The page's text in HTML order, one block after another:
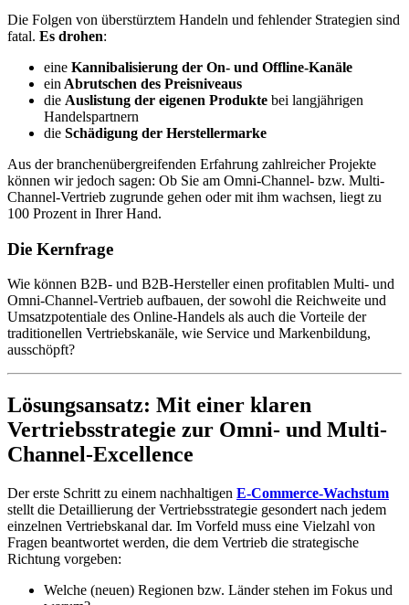
Die Folgen von überstürztem Handeln und fehlender Strategien sind
fatal. Es drohen:
eine Kannibalisierung der On- und Offline-Kanäle
ein Abrutschen des Preisniveaus
die Auslistung der eigenen Produkte bei langjährigen
Handelspartnern
die Schädigung der Herstellermarke
Aus der branchenübergreifenden Erfahrung zahlreicher Projekte
können wir jedoch sagen: Ob Sie am Omni-Channel- bzw. Multi-
Channel-Vertrieb zugrunde gehen oder mit ihm wachsen, liegt zu
100 Prozent in Ihrer Hand.
Die Kernfrage
Wie können B2B- und B2B-Hersteller einen profitablen Multi- und
Omni-Channel-Vertrieb aufbauen, der sowohl die Reichweite und
Umsatzpotentiale des Online-Handels als auch die Vorteile der
traditionellen Vertriebskanäle, wie Service und Markenbildung,
ausschöpft?
Lösungsansatz: Mit einer klaren
Vertriebsstrategie zur Omni- und Multi-
Channel-Excellence
Der erste Schritt zu einem nachhaltigen E-Commerce-Wachstum
stellt die Detaillierung der Vertriebsstrategie gesondert nach jedem
einzelnen Vertriebskanal dar. Im Vorfeld muss eine Vielzahl von
Fragen beantwortet werden, die dem Vertrieb die strategische
Richtung vorgeben:
Welche (neuen) Regionen bzw. Länder stehen im Fokus und